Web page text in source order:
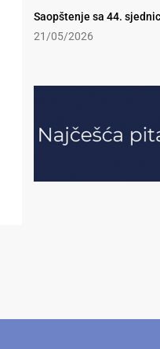
Saopštenje sa 44.
21/05/2026